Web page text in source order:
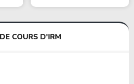
COURS D'IRM